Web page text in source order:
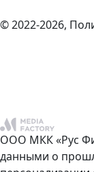
© 2022-2026,
ООО МКК «Рус
данными о